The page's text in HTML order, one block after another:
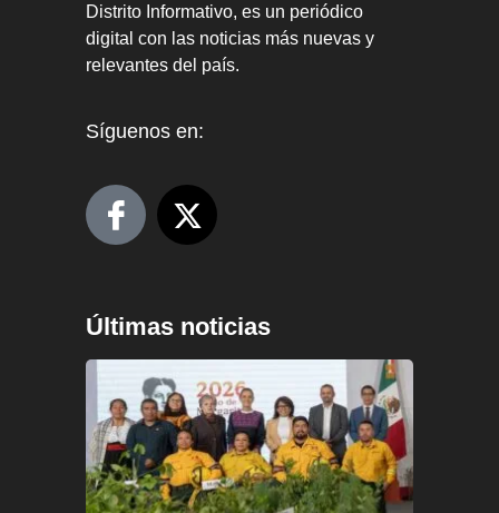
Distrito Informativo, es un periódico
digital con las noticias más nuevas y
relevantes del país.
Síguenos en:
Últimas noticias